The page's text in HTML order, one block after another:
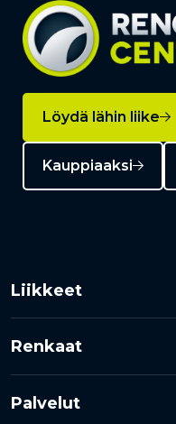
Löydä lähin liike
Kauppiaaksi
Liikkeet
Renkaat
Henkilöauton renkaat
Palvelut